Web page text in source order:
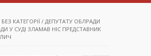
БЕЗ КАТЕГОРІЇ / ДЕПУТАТУ ОБЛРАДИ
У СУДІ ЗЛАМАВ НІС ПРЕДСТАВНИК